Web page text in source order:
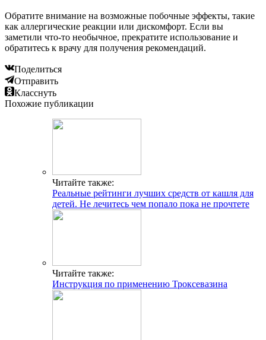
Обратите внимание на возможные побочные эффекты, такие
как аллергические реакции или дискомфорт. Если вы
заметили что-то необычное, прекратите использование и
обратитесь к врачу для получения рекомендаций.
Поделиться
Отправить
Класснуть
Похожие публикации
Читайте также:
Реальные рейтинги лучших средств от кашля для
детей. Не лечитесь чем попало пока не прочтете
Читайте также:
Инструкция по применению Троксевазина